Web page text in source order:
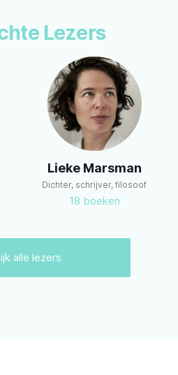
Lezers
Lieke Marsman
Dichter, schrijver, filosoof
18 boeken
alle lezers